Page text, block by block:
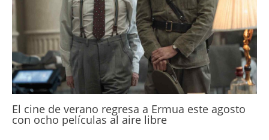
El cine de verano regresa a Ermua este agosto
con ocho películas al aire libre